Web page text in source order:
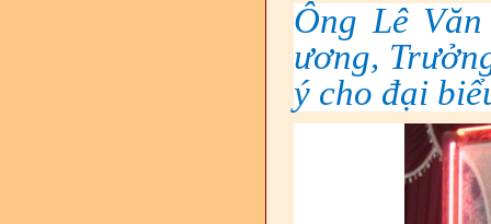
Ông Lê
ương,
ý cho đại